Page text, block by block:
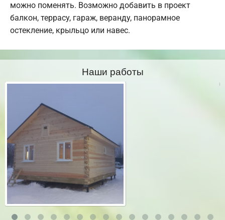
можно поменять. Возможно добавить в проект
балкон, террасу, гараж, веранду, панорамное
остекление, крыльцо или навес.
Наши работы